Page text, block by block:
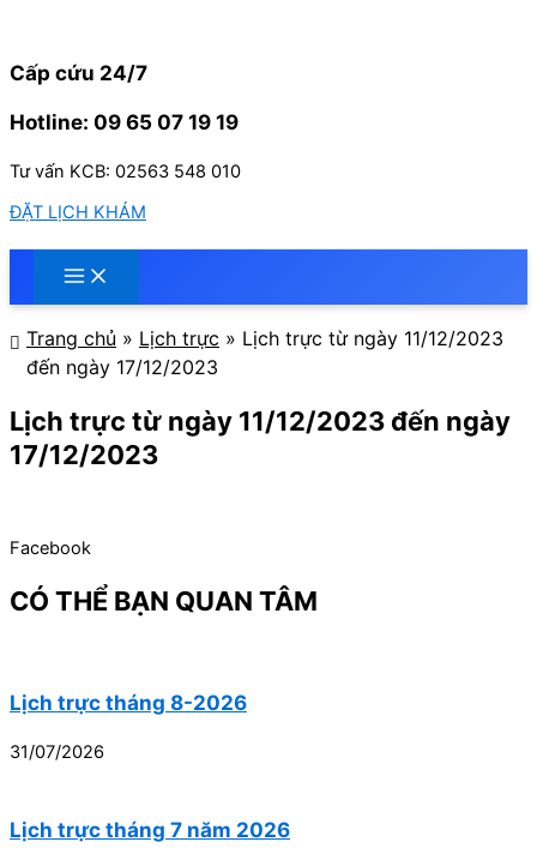
nội
Cấp cứu 24/7
Hotline: 09 65 07 19 19
Tư vấn KCB: 02563 548 010
ĐẶT LỊCH KHÁM
Trang chủ » Lịch trực » Lịch trực từ ngày 11/12/2023
đến ngày 17/12/2023
Lịch trực từ ngày 11/12/2023 đến ngày
17/12/2023
Facebook
CÓ THỂ BẠN QUAN TÂM
Lịch trực tháng 8-2026
31/07/2026
Lịch trực tháng 7 năm 2026